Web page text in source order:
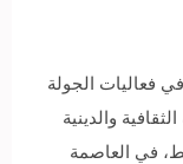
فعاليات الجولة
والدينية
في العاصمة